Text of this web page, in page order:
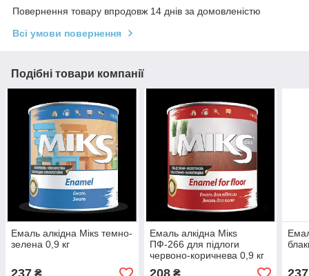
Повернення товару впродовж 14 днів за домовленістю
Всі умови повернення
Подібні товари компанії
Емаль алкідна Мікѕ темно-
зелена 0,9 кг
Емаль алкідна Мікѕ
ПФ-266 для підлоги
червоно-коричнева 0,9 кг